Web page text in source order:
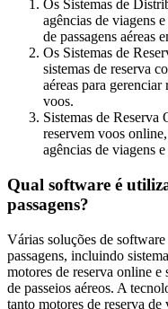
Os Sistemas de
agências de viagens
de passagens aéreas
Os Sistemas de
sistemas de reserva
aéreas para gerenciar
voos.
Sistemas de Reserva
reservem voos
agências de viagens
Qual software é
passagens?
Várias soluções de
passagens, incluindo
motores de reserva online
de passeios aéreos. A
tanto motores de reserva